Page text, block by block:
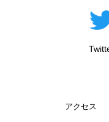
アクセス